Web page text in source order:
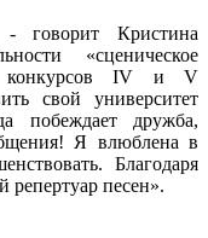
говорит Кристина
«сценическое
конкурсов IV и V
свой университет
побеждает дружба,
Я влюблена в
Благодаря
репертуар песен».